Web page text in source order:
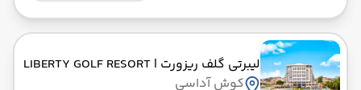
لیبرتی گلف ریزورت | LIBERTY GOLF RESORT
کوش آداسی